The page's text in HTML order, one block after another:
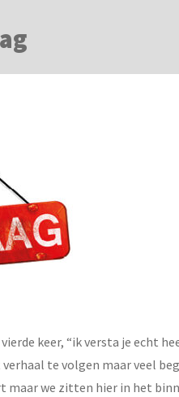
keer, “ik versta je echt
te volgen maar veel
maar we zitten hier in het